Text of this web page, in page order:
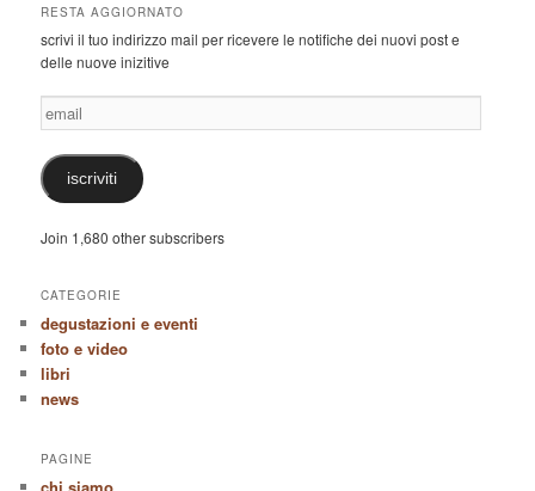
RESTA AGGIORNATO
scrivi il tuo indirizzo mail per ricevere le notifiche dei nuovi post e
delle nuove inizitive
email
iscriviti
Join 1,680 other subscribers
CATEGORIE
degustazioni e eventi
foto e video
libri
news
PAGINE